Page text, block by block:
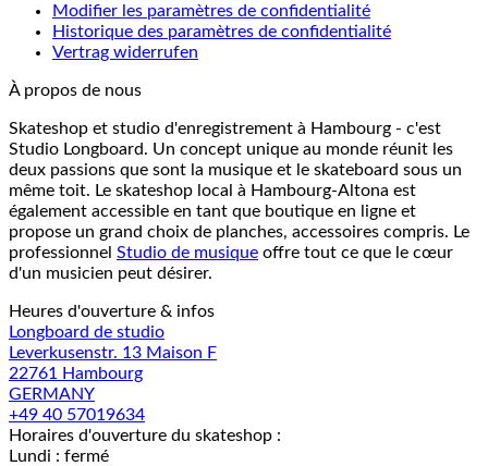
Modifier les paramètres de confidentialité
Historique des paramètres de confidentialité
Vertrag widerrufen
À propos de nous
Skateshop et studio d'enregistrement à Hambourg - c'est
Studio Longboard. Un concept unique au monde réunit les
deux passions que sont la musique et le skateboard sous un
même toit. Le skateshop local à Hambourg-Altona est
également accessible en tant que boutique en ligne et
propose un grand choix de planches, accessoires compris. Le
professionnel Studio de musique offre tout ce que le cœur
d'un musicien peut désirer.
Heures d'ouverture & infos
Longboard de studio
Leverkusenstr. 13 Maison F
22761 Hambourg
GERMANY
+49 40 57019634
Horaires d'ouverture du skateshop :
Lundi : fermé